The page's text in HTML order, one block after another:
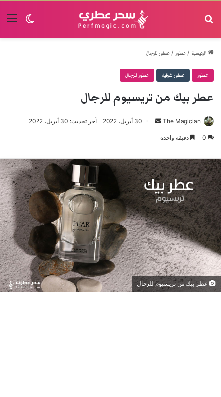
الوضع
الرئيسية /عطور/عطور للرجال
عطور عطور شرقية عطور للرجال
عطر بيك من تريسيوم للرجال
The Magician
أرسل
30 أبريل، 2022 آخر تحديث: 30 أبريل، 2022
0 دقيقة واحدة
عطر بيك من تريسيوم للرجال